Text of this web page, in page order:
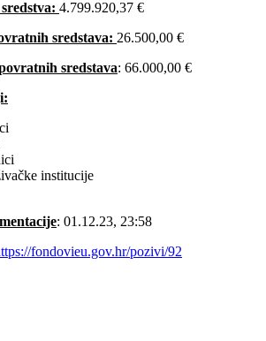
4.799.920,37 €
sredstava: 26.500,00 €
sredstava: 66.000,00 €
institucije
: 01.12.23, 23:58
fondovieu.gov.hr/pozivi/92